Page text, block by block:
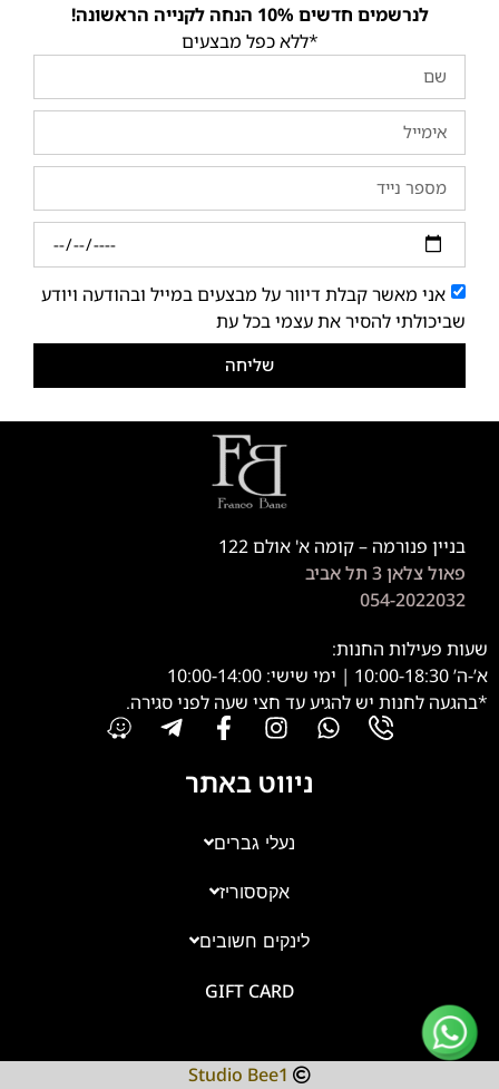
לנרשמים חדשים 10% הנחה לקנייה הראשונה!
*ללא כפל מבצעים
אני מאשר קבלת דיוור על מבצעים במייל ובהודעה ויודע
שביכולתי להסיר את עצמי בכל עת
שליחה
בניין פנורמה – קומה א' אולם 122
פאול צלאן 3 תל אביב
054-2022032
שעות פעילות החנות:
א’-ה’ 10:00-18:30 | ימי שישי: 10:00-14:00
*בהגעה לחנות יש להגיע עד חצי שעה לפני סגירה.
ניווט באתר
נעלי גברים
אקססוריז
לינקים חשובים
GIFT CARD
Studio Bee1